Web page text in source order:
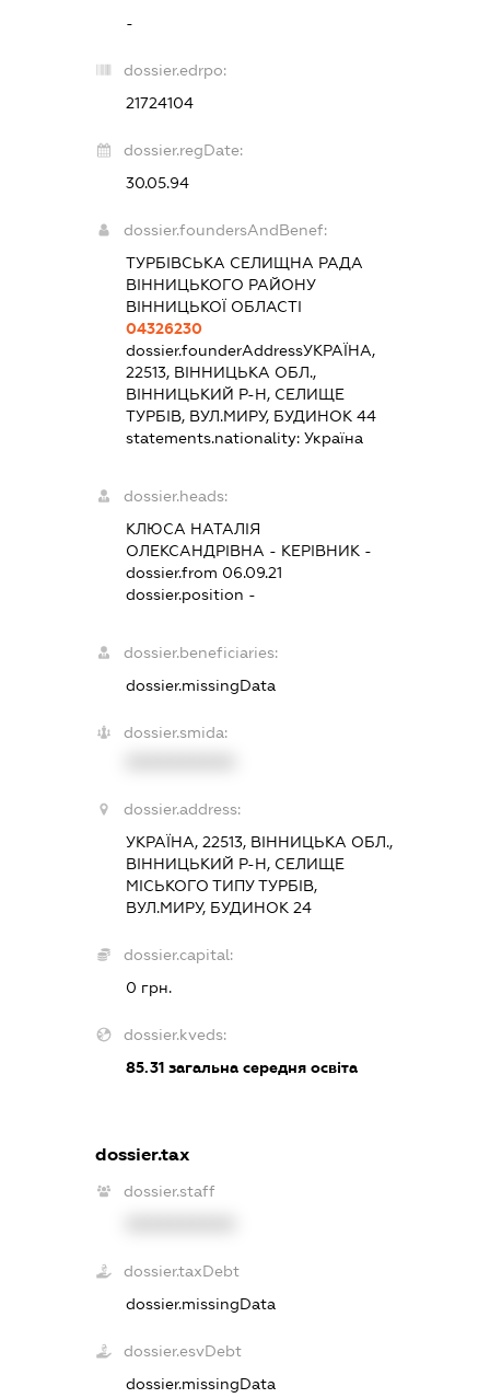
-
dossier.edrpo:
21724104
dossier.regDate:
30.05.94
dossier.foundersAndBenef:
ТУРБІВСЬКА СЕЛИЩНА РАДА
ВІННИЦЬКОГО РАЙОНУ
ВІННИЦЬКОЇ ОБЛАСТІ
04326230
dossier.founderAddressУКРАЇНА,
22513, ВІННИЦЬКА ОБЛ.,
ВІННИЦЬКИЙ Р-Н, СЕЛИЩЕ
ТУРБІВ, ВУЛ.МИРУ, БУДИНОК 44
statements.nationality: Україна
dossier.heads:
КЛЮСА НАТАЛІЯ
ОЛЕКСАНДРІВНА - КЕРІВНИК -
dossier.from 06.09.21
dossier.position -
dossier.beneficiaries:
dossier.missingData
dossier.smida:
dossier.address:
УКРАЇНА, 22513, ВІННИЦЬКА ОБЛ.,
ВІННИЦЬКИЙ Р-Н, СЕЛИЩЕ
МІСЬКОГО ТИПУ ТУРБІВ,
ВУЛ.МИРУ, БУДИНОК 24
dossier.capital:
0 грн.
dossier.kveds:
85.31загальна середня освіта
dossier.tax
dossier.staff
dossier.taxDebt
dossier.missingData
dossier.esvDebt
dossier.missingData